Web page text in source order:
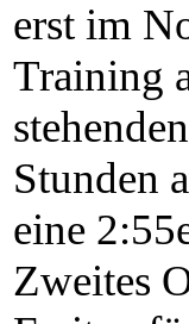
erst im
Training
Stunden
eine
Zweites